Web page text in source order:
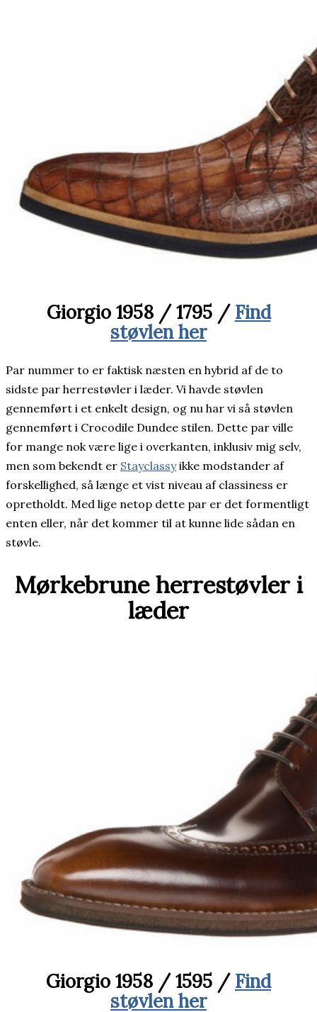
Giorgio 1958 / 1795 / Find
støvlen her
Par nummer to er faktisk næsten en hybrid af de to
sidste par herrestøvler i læder. Vi havde støvlen
gennemført i et enkelt design, og nu har vi så støvlen
gennemført i Crocodile Dundee stilen. Dette par ville
for mange nok være lige i overkanten, inklusiv mig selv,
men som bekendt er Stayclassyikke modstander af
forskellighed, så længe et vist niveau af classiness er
opretholdt. Med lige netop dette par er det formentligt
enten eller, når det kommer til at kunne lide sådan en
støvle.
Mørkebrune herrestøvler i
læder
Giorgio 1958 / 1595 / Find
støvlen her